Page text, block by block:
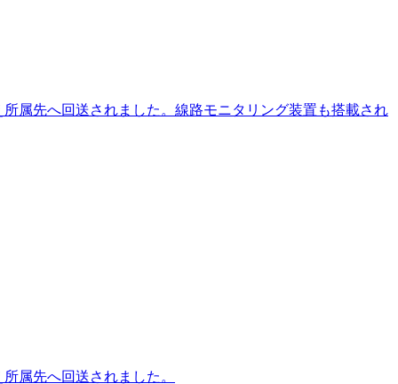
属先へ回送されました。線路モニタリング装置も搭載され
属先へ回送されました。